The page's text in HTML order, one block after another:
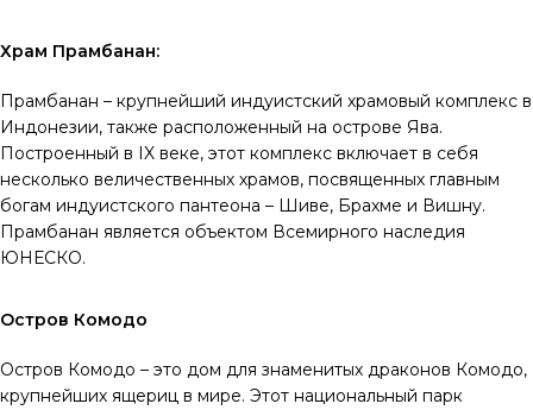
Храм Прамбанан:
Прамбанан – крупнейший индуистский храмовый комплекс в
Индонезии, также расположенный на острове Ява.
Построенный в IX веке, этот комплекс включает в себя
несколько величественных храмов, посвященных главным
богам индуистского пантеона – Шиве, Брахме и Вишну.
Прамбанан является объектом Всемирного наследия
ЮНЕСКО.
Остров Комодо
Остров Комодо – это дом для знаменитых драконов Комодо,
крупнейших ящериц в мире. Этот национальный парк